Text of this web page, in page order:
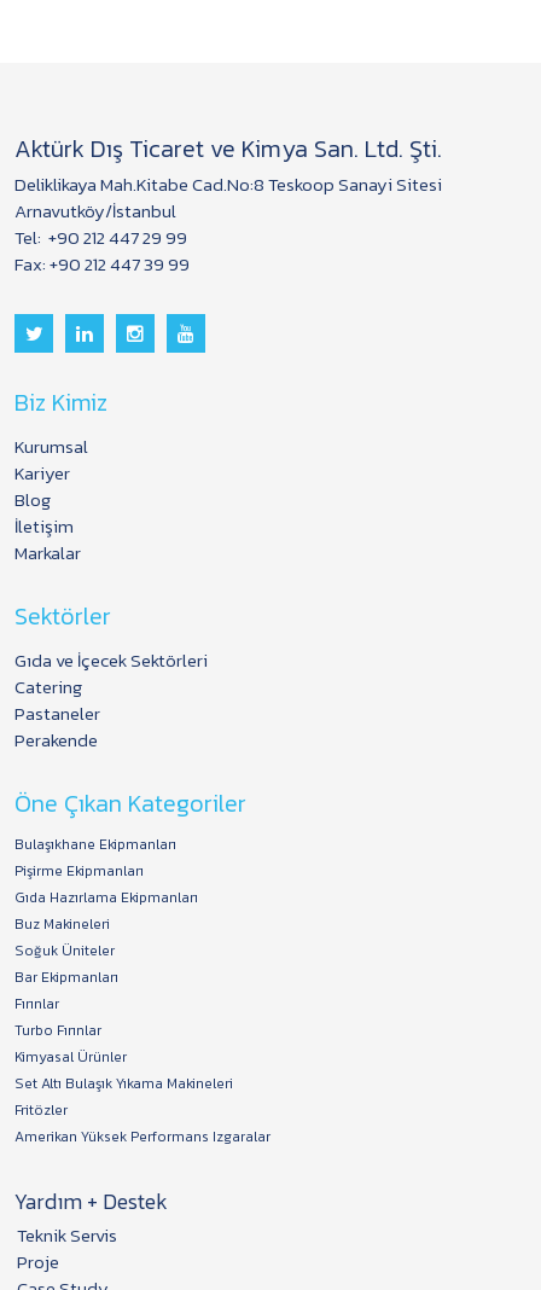
Aktürk Dış Ticaret ve Kimya San. Ltd. Şti.
Deliklikaya Mah.Kitabe Cad.No:8 Teskoop Sanayi Sitesi
Arnavutköy/İstanbul
Tel: +90 212 447 29 99
Fax: +90 212 447 39 99
Biz Kimiz
Kurumsal
Kariyer
Blog
İletişim
Markalar
Sektörler
Gıda ve İçecek Sektörleri
Catering
Pastaneler
Perakende
Öne Çıkan Kategoriler
Bulaşıkhane Ekipmanları
Pişirme Ekipmanları
Gıda Hazırlama Ekipmanları
Buz Makineleri
Soğuk Üniteler
Bar Ekipmanları
Fırınlar
Turbo Fırınlar
Kimyasal Ürünler
Set Altı Bulaşık Yıkama Makineleri
Fritözler
Amerikan Yüksek Performans Izgaralar
Yardım + Destek
Teknik Servis
Proje